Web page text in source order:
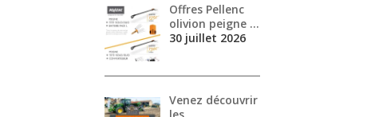
Offres Pellenc
olivion peigne …
30 juillet 2026
Venez découvrir